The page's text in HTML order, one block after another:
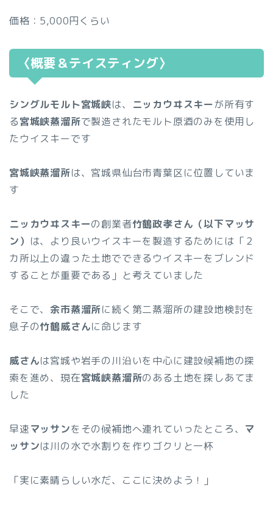
価格：5,000円くらい
〈概要＆テイスティング〉
シングルモルト宮城峡は、 ニッカウヰスキー が所有す
る宮城峡蒸溜所で製造されたモルト原酒のみを使用し
たウイスキーです
宮城峡蒸溜所は、宮城県仙台市青葉区に位置していま
す
ニッカウヰスキーの創業者竹鶴政孝さん（以下マッサ
ン） は、より良いウイスキーを製造するためには「２
カ所以上の違った土地でできるウイスキーをブレンド
することが重要である」と考えていました
そこで、余市蒸溜所に続く第二蒸溜所の建設地検討を
息子の竹鶴威さんに命じます
威さんは宮城や岩手の川沿いを中心に建設候補地の探
索を進め、現在宮城峡蒸溜所のある土地を探しあてま
した
早速マッサンをその候補地へ連れていったところ、 マ
ッサンは川の水で水割りを作りゴクリと一杯
「実に素晴らしい水だ、ここに決めよう！」